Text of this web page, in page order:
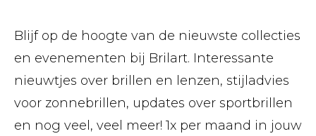
Blijf op de hoogte van de nieuwste collecties
en evenementen bij Brilart. Interessante
nieuwtjes over brillen en lenzen, stijladvies
voor zonnebrillen, updates over sportbrillen
en nog veel, veel meer! 1x per maand in jouw